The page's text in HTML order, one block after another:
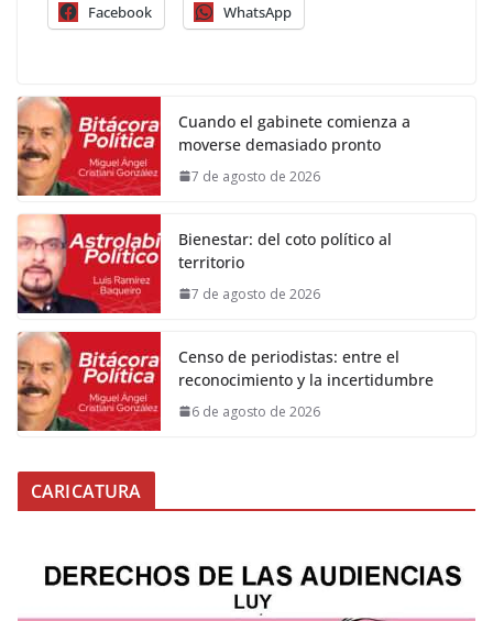
Facebook WhatsApp
Cuando el gabinete comienza a
moverse demasiado pronto
7 de agosto de 2026
Bienestar: del coto político al
territorio
7 de agosto de 2026
Censo de periodistas: entre el
reconocimiento y la incertidumbre
6 de agosto de 2026
CARICATURA